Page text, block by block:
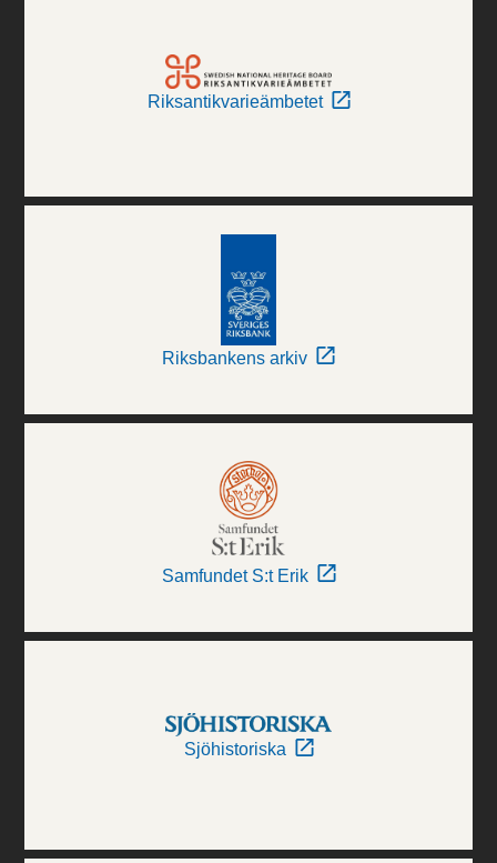
Riksantikvarieämbetet
Riksbankens arkiv
Samfundet S:t Erik
Sjöhistoriska